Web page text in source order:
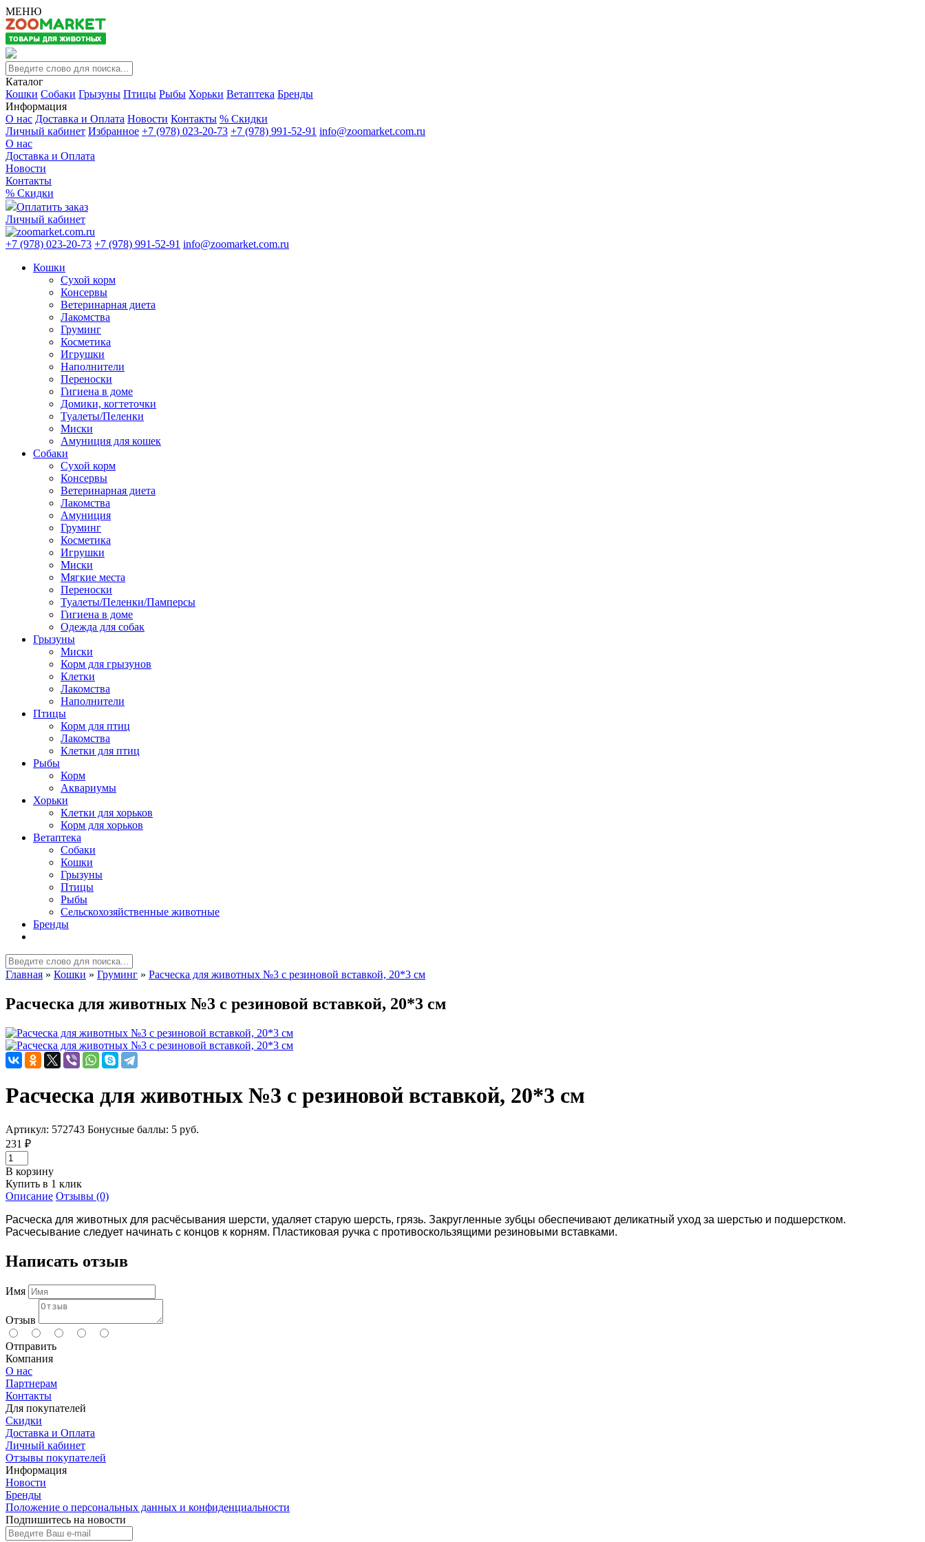
МЕНЮ
Каталог
Кошки Собаки Грызуны Птицы Рыбы Хорьки Ветаптека Бренды
Информация
О нас Доставка и Оплата Новости Контакты % Скидки
Личный кабинет Избранное +7 (978) 023-20-73 +7 (978) 991-52-91 info@zoomarket.com.ru
О нас
Доставка и Оплата
Новости
Контакты
% Скидки
Оплатить заказ
Личный кабинет
+7 (978) 023-20-73 +7 (978) 991-52-91 info@zoomarket.com.ru
Кошки
Сухой корм
Консервы
Ветеринарная диета
Лакомства
Груминг
Косметика
Игрушки
Наполнители
Переноски
Гигиена в доме
Домики, когтеточки
Туалеты/Пеленки
Миски
Амуниция для кошек
Собаки
Сухой корм
Консервы
Ветеринарная диета
Лакомства
Амуниция
Груминг
Косметика
Игрушки
Миски
Мягкие места
Переноски
Туалеты/Пеленки/Памперсы
Гигиена в доме
Одежда для собак
Грызуны
Миски
Корм для грызунов
Клетки
Лакомства
Наполнители
Птицы
Корм для птиц
Лакомства
Клетки для птиц
Рыбы
Корм
Аквариумы
Хорьки
Клетки для хорьков
Корм для хорьков
Ветаптека
Собаки
Кошки
Грызуны
Птицы
Рыбы
Сельскохозяйственные животные
Бренды
Главная » Кошки » Груминг » Расческа для животных №3 с резиновой вставкой, 20*3 см
Расческа для животных №3 с резиновой вставкой, 20*3 см
Расческа для животных №3 с резиновой вставкой, 20*3 см
Артикул: 572743 Бонусные баллы: 5 руб.
231 ₽
В корзину
Купить в 1 клик
Описание Отзывы (0)
Расческа для животных для расчёсывания шерсти, удаляет старую шерсть, грязь. Закругленные зубцы обеспечивают деликатный уход за шерстью и подшерстком.
Расчесывание следует начинать с концов к корням. Пластиковая ручка с противоскользящими резиновыми вставками.
Написать отзыв
Имя
Отзыв
Отправить
Компания
О нас
Партнерам
Контакты
Для покупателей
Скидки
Доставка и Оплата
Личный кабинет
Отзывы покупателей
Информация
Новости
Бренды
Положение о персональных данных и конфиденциальности
Подпишитесь на новости